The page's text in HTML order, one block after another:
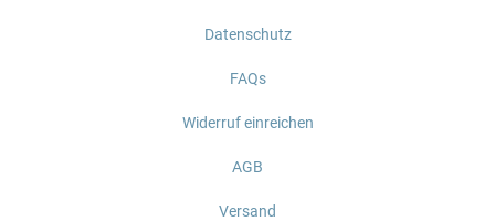
Datenschutz
FAQs
Widerruf einreichen
AGB
Versand